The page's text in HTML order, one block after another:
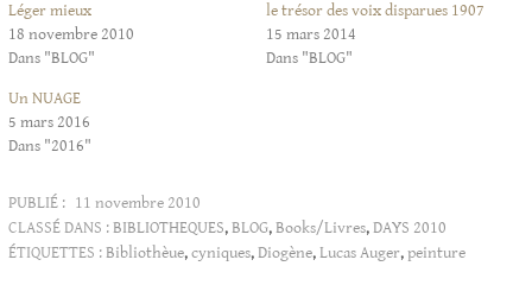
Léger mieux
18 novembre 2010
Dans "BLOG"
le trésor des voix disparues 1907
15 mars 2014
Dans "BLOG"
Un NUAGE
5 mars 2016
Dans "2016"
PUBLIÉ : 11 novembre 2010
CLASSÉ DANS :BIBLIOTHEQUES,BLOG,Books/Livres,DAYS 2010
ÉTIQUETTES :Bibliothèue,cyniques,Diogène,Lucas Auger,peinture